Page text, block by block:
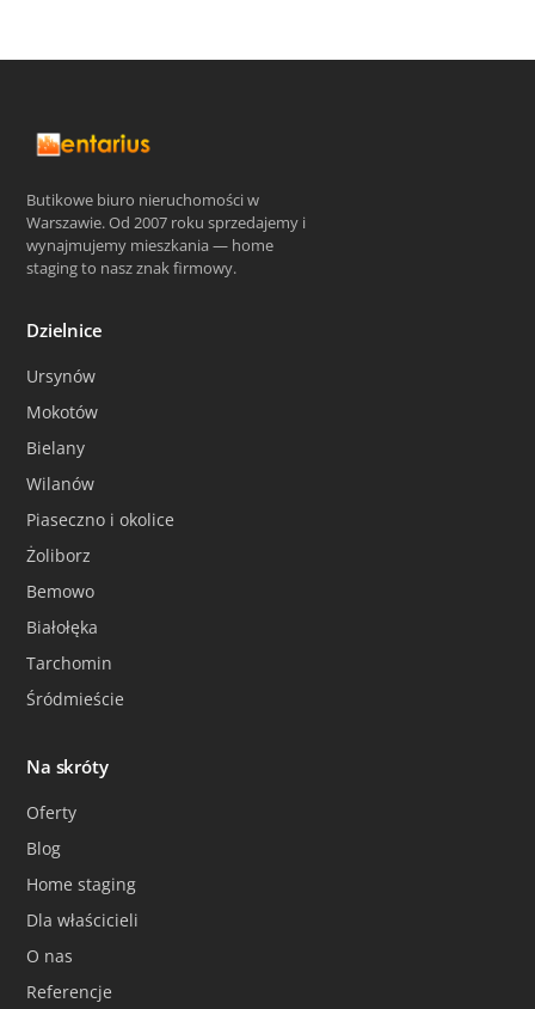
Butikowe biuro nieruchomości w
Warszawie. Od 2007 roku sprzedajemy i
wynajmujemy mieszkania — home
staging to nasz znak firmowy.
Dzielnice
Ursynów
Mokotów
Bielany
Wilanów
Piaseczno i okolice
Żoliborz
Bemowo
Białołęka
Tarchomin
Śródmieście
Na skróty
Oferty
Blog
Home staging
Dla właścicieli
O nas
Referencje